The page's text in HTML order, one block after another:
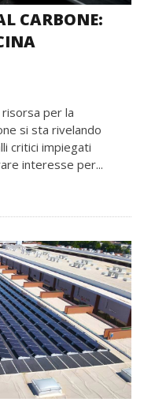
CARBONE:
risorsa per la
si sta rivelando
critici impiegati
interesse per...